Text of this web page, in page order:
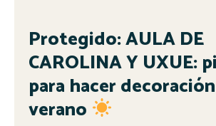
Protegido: AULA DE
CAROLINA Y UXUE:
para hacer
verano